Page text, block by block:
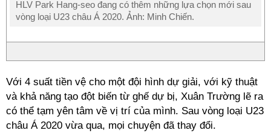
HLV Park Hang-seo đang có thêm những lựa chọn mới sau
vòng loại U23 châu Á 2020. Ảnh: Minh Chiến.
Với 4 suất tiền vệ cho một đội hình dự giải, với kỹ thuật
và khả năng tạo đột biến từ ghế dự bị, Xuân Trường lẽ ra
có thể tạm yên tâm về vị trí của mình. Sau vòng loại U23
châu Á 2020 vừa qua, mọi chuyện đã thay đổi.